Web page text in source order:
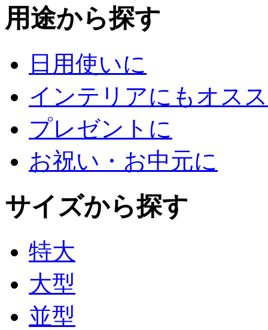
用途から探す
日用使いに
インテリアにもオス
プレゼントに
お祝い・お中元に
サイズから探す
特大
大型
並型